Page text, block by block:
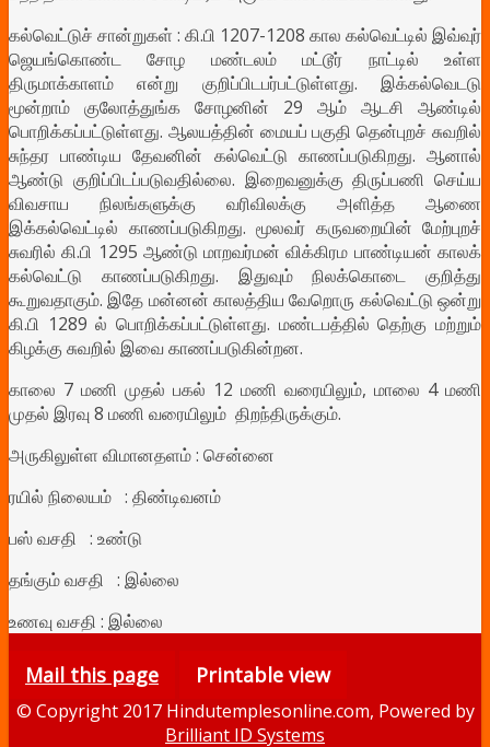
கல்வெட்டுச் சான்றுகள் : கி.பி 1207-1208 கால கல்வெட்டில் இவ்வுர்
ஜெயங்கொண்ட சோழ மண்டலம் மட்டூர் நாட்டில் உள்ள
திருமாக்காளம் என்று குறிப்பிடபர்பட்டுள்ளது. இக்கல்வெடடு
மூன்றாம் குலோத்துங்க சோழனின் 29 ஆம் ஆடசி ஆண்டில்
பொறிக்கப்பட்டுள்ளது. ஆலயத்தின் மையப் பகுதி தென்புறச் சுவறில்
சுந்தர பாண்டிய தேவனின் கல்வெட்டு காணப்படுகிறது. ஆனால்
ஆண்டு குறிப்பிடப்படுவதில்லை. இறைவனுக்கு திருப்பணி செய்ய
விவசாய நிலங்களுக்கு வரிவிலக்கு அளித்த ஆணை
இக்கல்வெட்டில் காணப்படுகிறது. மூலவர் கருவறையின் மேற்புறச்
சுவரில் கி.பி 1295 ஆண்டு மாறவர்மன் விக்கிரம பாண்டியன் காலக்
கல்வெட்டு காணப்படுகிறது. இதுவும் நிலக்கொடை குறித்து
கூறுவதாகும். இதே மன்னன் காலத்திய வேறொரு கல்வெட்டு ஒன்று
கி.பி 1289 ல் பொறிக்கப்பட்டுள்ளது. மண்டபத்தில் தெற்கு மற்றும்
கிழக்கு சுவறில் இவை காணப்படுகின்றன.
காலை 7 மணி முதல் பகல் 12 மணி வரையிலும், மாலை 4 மணி
முதல் இரவு 8 மணி வரையிலும் திறந்திருக்கும்.
அருகிலுள்ள விமானதளம் : சென்னை
ரயில் நிலையம் : திண்டிவனம்
பஸ் வசதி : உண்டு
தங்கும் வசதி : இல்லை
உணவு வசதி : இல்லை
Mail this page Printable view
© Copyright 2017 Hindutemplesonline.com, Powered by
Brilliant ID Systems